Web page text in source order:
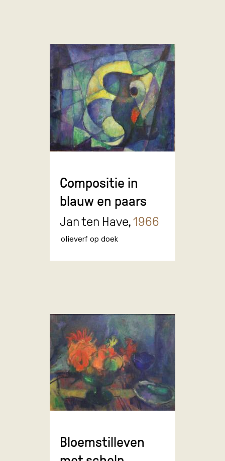
Compositie in
blauw en paars
Jan ten Have,1966
olieverf op doek
Bloemstilleven